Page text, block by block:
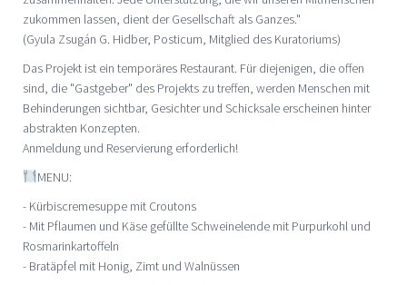
zukommen lassen, dient der Gesellschaft als Ganzes."
(Gyula Zsugán G. Hidber, Posticum, Mitglied des Kuratoriums)
Das Projekt ist ein temporäres Restaurant. Für diejenigen, die offen
sind, die "Gastgeber" des Projekts zu treffen, werden Menschen mit
Behinderungen sichtbar, Gesichter und Schicksale erscheinen hinter
abstrakten Konzepten.
Anmeldung und Reservierung erforderlich!
MENU:
- Kürbiscremesuppe mit Croutons
- Mit Pflaumen und Käse gefüllte Schweinelende mit Purpurkohl und
Rosmarinkartoffeln
- Bratäpfel mit Honig, Zimt und Walnüssen